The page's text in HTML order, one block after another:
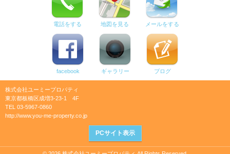
電話をする 地図を見る メールをする
facebook ギャラリー ブログ
株式会社ユーミープロパティ
東京都板橋区成増3-23-1 4F
TEL 03-5967-0860
http://www.you-me-property.co.jp
PCサイト表示